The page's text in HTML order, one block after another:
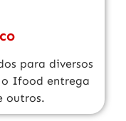
para diversos
o Ifood entrega
outros.